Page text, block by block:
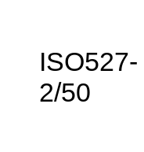
ISO527-
2/50